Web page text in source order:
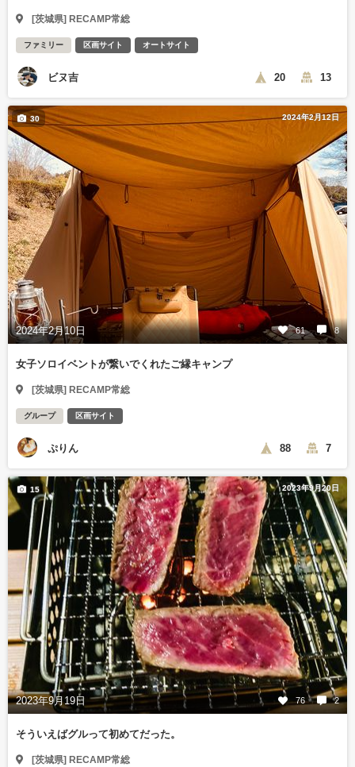
[茨城県] RECAMP常総
ファミリー 区画サイト オートサイト
ビヌ吉 20 13
2024年2月12日
2024年2月10日 61 8
30
女子ソロイベントが繋いでくれたご縁キャンプ
[茨城県] RECAMP常総
グループ 区画サイト
ぷりん 88 7
2023年9月20日
2023年9月19日 76 2
15
そういえばグルって初めてだった。
[茨城県] RECAMP常総